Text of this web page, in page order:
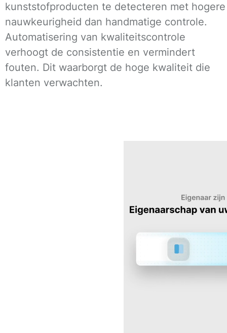
kunststofproducten te detecteren met hogere
nauwkeurigheid dan handmatige controle.
Automatisering van kwaliteitscontrole
verhoogt de consistentie en vermindert
fouten. Dit waarborgt de hoge kwaliteit die
klanten verwachten.